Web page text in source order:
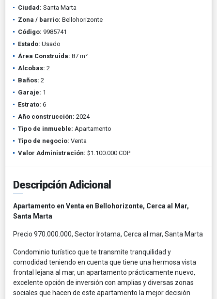
Ciudad: Santa Marta
Zona / barrio: Bellohorizonte
Código: 9985741
Estado: Usado
Área Construida: 87 m²
Alcobas: 2
Baños: 2
Garaje: 1
Estrato: 6
Año construcción: 2024
Tipo de inmueble: Apartamento
Tipo de negocio: Venta
Valor Administración: $1.100.000 COP
Descripción Adicional
Apartamento en Venta en Bellohorizonte, Cerca al Mar,
Santa Marta
Precio 970.000.000, Sector Irotama, Cerca al mar, Santa Marta
Condominio turístico que te transmite tranquilidad y
comodidad teniendo en cuenta que tiene una hermosa vista
frontal lejana al mar, un apartamento prácticamente nuevo,
excelente opción de inversión con amplias y diversas zonas
sociales que hacen de este apartamento la mejor decisión